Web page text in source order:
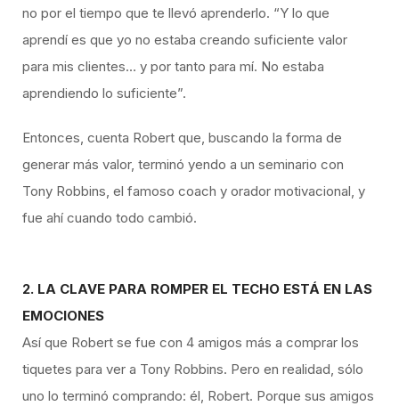
no por el tiempo que te llevó aprenderlo. “Y lo que
aprendí es que yo no estaba creando suficiente valor
para mis clientes… y por tanto para mí. No estaba
aprendiendo lo suficiente”.
Entonces, cuenta Robert que, buscando la forma de
generar más valor, terminó yendo a un seminario con
Tony Robbins, el famoso coach y orador motivacional, y
fue ahí cuando todo cambió.
2. LA CLAVE PARA ROMPER EL TECHO ESTÁ EN LAS
EMOCIONES
Así que Robert se fue con 4 amigos más a comprar los
tiquetes para ver a Tony Robbins. Pero en realidad, sólo
uno lo terminó comprando: él, Robert. Porque sus amigos